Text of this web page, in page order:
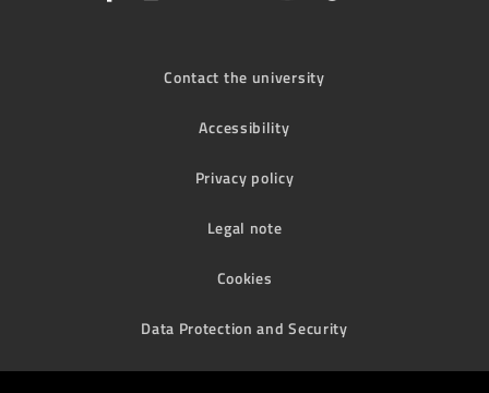
Contact the university
Accessibility
Privacy policy
Legal note
Cookies
Data Protection and Security